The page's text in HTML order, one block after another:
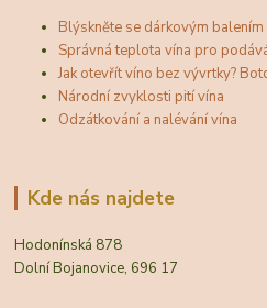
Blýskněte se dárkovým
Správná teplota vína pro
Jak otevřít víno bez vývrtky?
Národní zvyklosti pití vína
Odzátkování a nalévání vína
Kde nás najdete
Hodonínská 878
Dolní Bojanovice, 696 17